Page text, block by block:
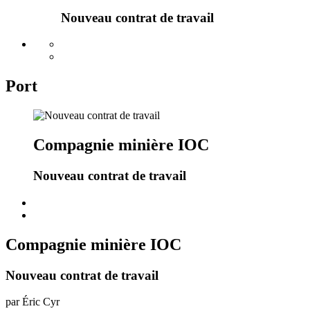
Nouveau contrat de travail
Port
Compagnie minière IOC
Nouveau contrat de travail
Compagnie minière IOC
Nouveau contrat de travail
par Éric Cyr